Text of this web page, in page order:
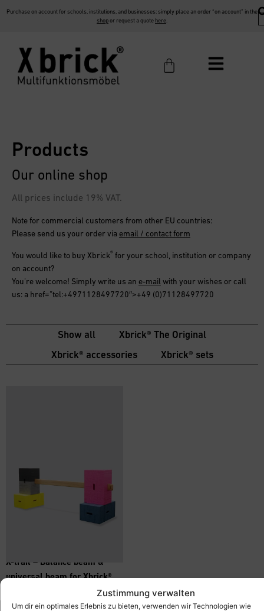
Zustimmung verwalten
Um dir ein optimales Erlebnis zu bieten, verwenden wir Technologien wie
Purchase on account for schools, institutions, and businesses: simply place an order “on account” in the
shopor request a quote here
Note for commercial customers from other EU countries:
Please send us your order via email / contact form
You would like to buy Xbrick® for your school, institution or company
on account?
You’re welcome! Simply write us an e-mail with your wishes or call
us: a href=”tel:+4971128497720″>+49 (0)71128497720
Products
Our online shop
All prices include 19% VAT.
Show all
Xbrick® The Original
Xbrick® accessories
Xbrick® sets
X-trail – Balance beam &
universal beam for Xbrick®
214,00€ inkl. MwSt.